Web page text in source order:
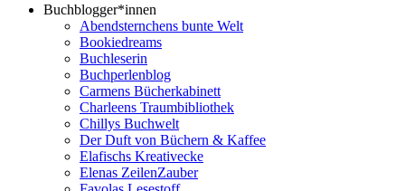
Buchblogger*innen
Abendsternchens bunte Welt
Bookiedreams
Buchleserin
Buchperlenblog
Carmens Bücherkabinett
Charleens Traumbibliothek
Chillys Buchwelt
Der Duft von Büchern & Kaffee
Elafischs Kreativecke
Elenas ZeilenZauber